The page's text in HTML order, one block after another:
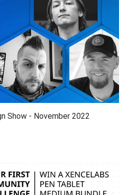
Show - November 2022